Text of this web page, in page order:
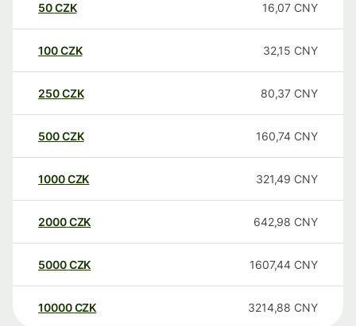
50CZK 16,07 CNY
100CZK 32,15 CNY
250CZK 80,37 CNY
500CZK 160,74 CNY
1000CZK 321,49 CNY
2000CZK 642,98 CNY
5000CZK 1607,44 CNY
10000 CZK 3214,88 CNY